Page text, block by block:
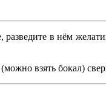
в нём
взять бокал)